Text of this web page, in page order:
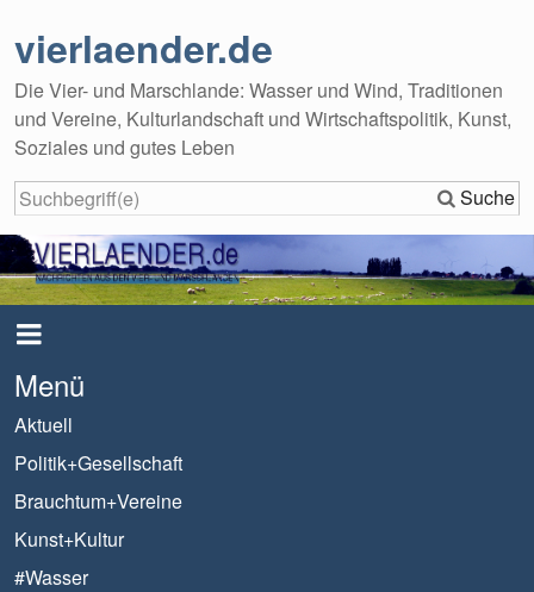
vierlaender.de
Die Vier- und Marschlande: Wasser und Wind, Traditionen
und Vereine, Kulturlandschaft und Wirtschaftspolitik, Kunst,
Soziales und gutes Leben
Suche
Menü
Aktuell
Politik+Gesellschaft
Brauchtum+Vereine
Kunst+Kultur
#Wasser